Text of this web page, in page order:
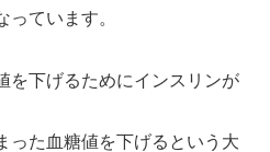
ています。
を下げるためにインスリンが
った血糖値を下げるという大